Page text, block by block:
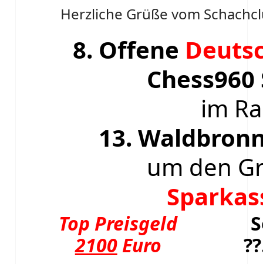
Herzliche Grüße vom
8. Offene
im
13.
um den
Top Preisgeld
2100Euro